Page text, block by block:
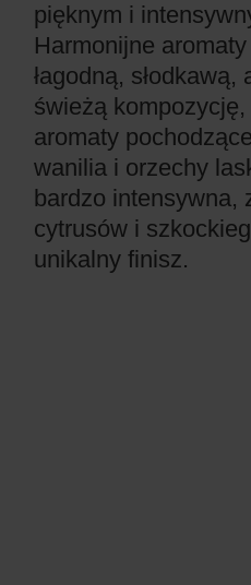
pięknym i
Harmonijne
łagodną,
świeżą kompozycję,
aromaty
wanilia i orzechy
bardzo intensywna,
cytrusów i
unikalny finisz.